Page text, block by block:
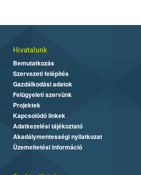
Hivatalunk
Bemutatkozás
Szervezeti felépítés
Gazdálkodási adatok
Felügyeleti szervünk
Projektek
Kapcsolódó linkek
Adatkezelési tájékoztató
Akadálymentességi nyilatkozat
Üzemeltetési információ